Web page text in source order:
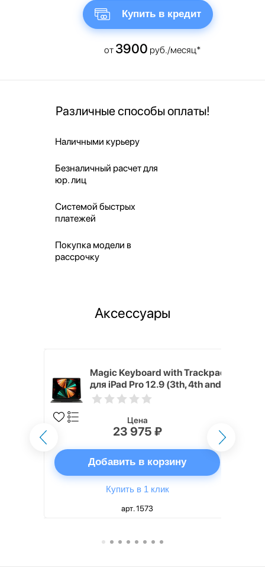
Купить в кредит
от 3900 руб./месяц*
Различные способы оплаты!
Наличными курьеру
Безналичный расчет для
юр. лиц
Системой быстрых
платежей
Покупка модели в
рассрочку
Аксессуары
Magic Keyboard with Trackpad
для iPad Pro 12.9 (3th, 4th and
5th generation) русская,
Цена
23 975 ₽
Добавить в корзину
Купить в 1 клик
арт. 1573